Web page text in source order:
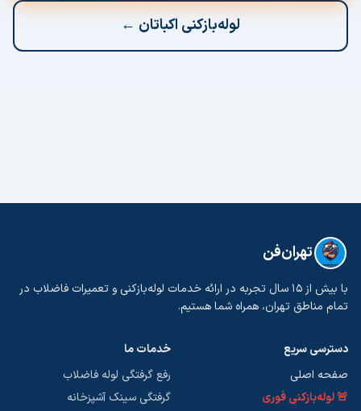
لوله‌بازکنی اکباتان ←
تهران‌فن
با بیش از ۱۵ سال تجربه در ارائه خدمات لوله‌بازکنی و تعمیرات فاضلاب در
تمام مناطق تهران، همراه شما هستیم.
دسترسی سریع
صفحه اصلی
🚨 لوله‌بازکنی فوری
خدمات ما
رفع گرفتگی لوله فاضلاب
گرفتگی سینک آشپزخانه